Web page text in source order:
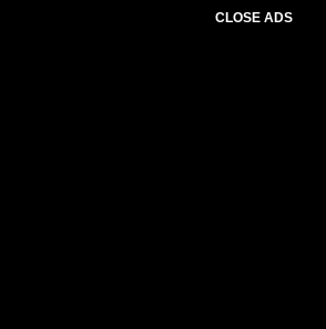
CLOSE ADS